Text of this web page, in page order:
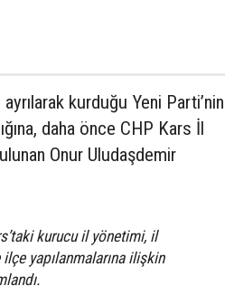
kurduğu Yeni Parti’nin
daha önce CHP Kars İl
Onur Uludaşdemir
kurucu il yönetimi, il
yapılanmalarına ilişkin